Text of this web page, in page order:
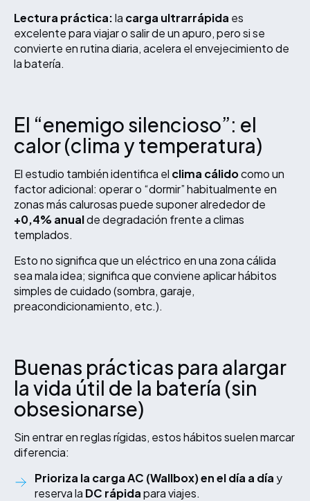
Lectura práctica:la carga ultrarrápida es
excelente para viajar o salir de un apuro, pero si se
convierte en rutina diaria, acelera el envejecimiento de
la batería.
El “enemigo silencioso”: el
calor (clima y temperatura)
El estudio también identifica el clima cálidocomo un
factor adicional: operar o “dormir” habitualmente en
zonas más calurosas puede suponer alrededor de
+0,4% anualde degradación frente a climas
templados.
Esto no significa que un eléctrico en una zona cálida
sea mala idea; significa que conviene aplicar hábitos
simples de cuidado (sombra, garaje,
preacondicionamiento, etc.).
Buenas prácticas para alargar
la vida útil de la batería (sin
obsesionarse)
Sin entrar en reglas rígidas, estos hábitos suelen marcar
diferencia:
Prioriza la carga AC (Wallbox) en el día a día y
reserva la DC rápidapara viajes.